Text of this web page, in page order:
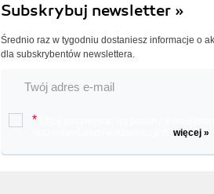
Subskrybuj newsletter »
Średnio raz w tygodniu dostaniesz informacje o
dla subskrybentów newslettera.
*
więcej »